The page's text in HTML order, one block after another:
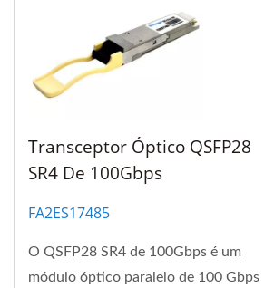
Transceptor Óptico QSFP28
SR4 De 100Gbps
FA2ES17485
O QSFP28 SR4 de 100Gbps é um
módulo óptico paralelo de 100 Gbps